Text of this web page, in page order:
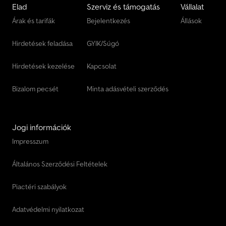
Elad
Árak és tarifák
Hirdetések feladása
Hirdetések kezelése
Bizalom pecsét
Szerviz és támogatás
Bejelentkezés
GYIK/Súgó
Kapcsolat
Minta adásvételi szerződés
Vállalat
Állások
Jogi információk
Impresszum
Általános Szerződési Feltételek
Piactéri szabályok
Adatvédelmi nyilatkozat